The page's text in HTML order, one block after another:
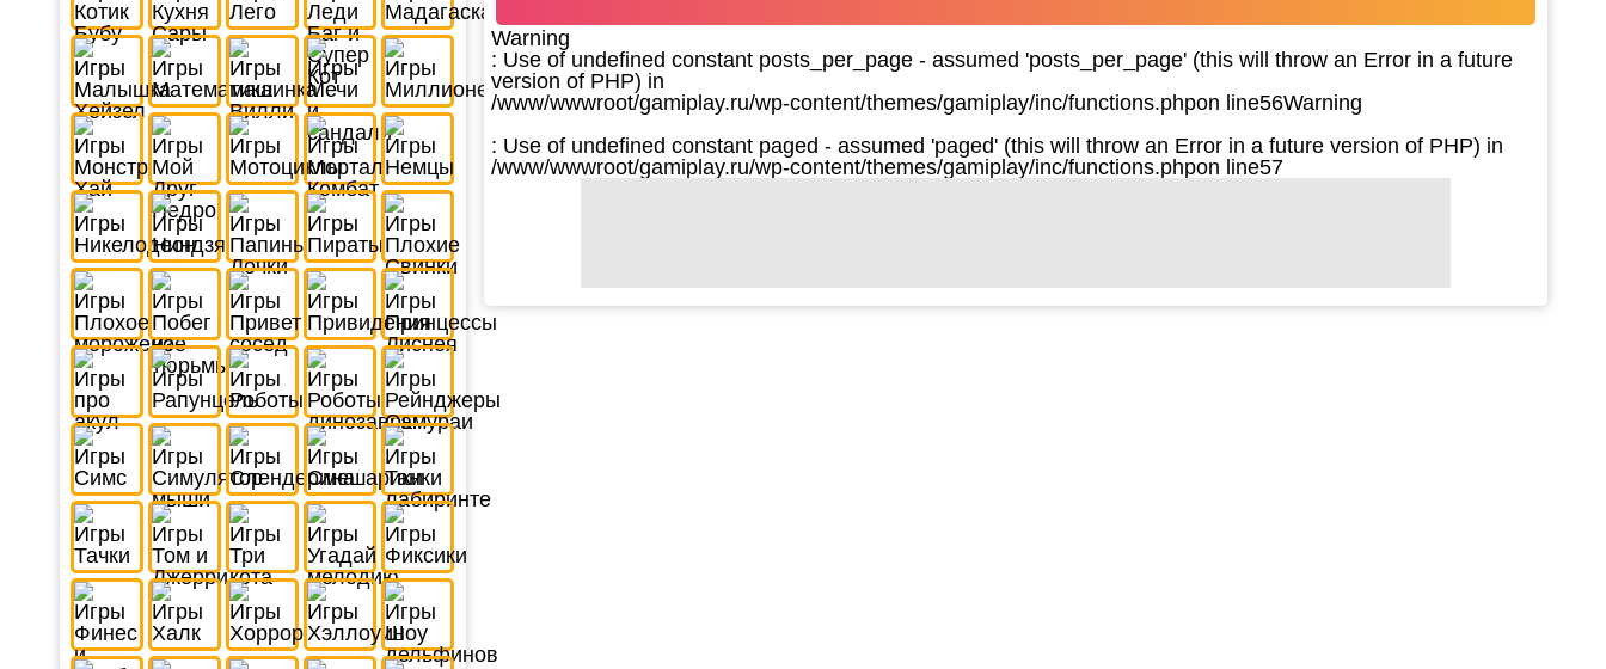
Warning
: Use of undefined constant posts_per_page - assumed 'posts_per_page' (this will throw an Error in a future
version of PHP) in
/www/wwwroot/gamiplay.ru/wp-content/themes/gamiplay/inc/functions.phpon line56Warning
: Use of undefined constant paged - assumed 'paged' (this will throw an Error in a future version of PHP) in
/www/wwwroot/gamiplay.ru/wp-content/themes/gamiplay/inc/functions.phpon line57